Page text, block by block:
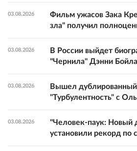
03.08.2026
Фильм ужасов Зака
зла" получил
03.08.2026
В России выйдет
"Чернила" Дэнни Бойла
03.08.2026
Вышел
"Турбулентность" с
03.08.2026
"Человек-паук: Новый
установили рекорд по